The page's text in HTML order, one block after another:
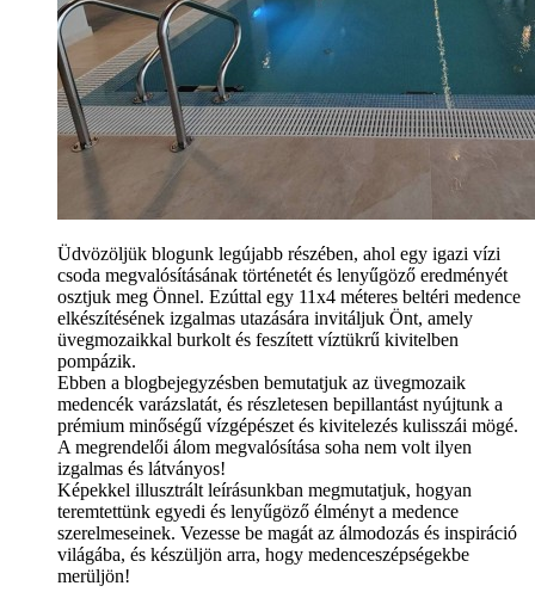
Üdvözöljük blogunk legújabb részében, ahol egy igazi vízi
csoda megvalósításának történetét és lenyűgöző eredményét
osztjuk meg Önnel. Ezúttal egy 11x4 méteres beltéri medence
elkészítésének izgalmas utazására invitáljuk Önt, amely
üvegmozaikkal burkolt és feszített víztükrű kivitelben
pompázik.
Ebben a blogbejegyzésben bemutatjuk az üvegmozaik
medencék varázslatát, és részletesen bepillantást nyújtunk a
prémium minőségű vízgépészet és kivitelezés kulisszái mögé.
A megrendelői álom megvalósítása soha nem volt ilyen
izgalmas és látványos!
Képekkel illusztrált leírásunkban megmutatjuk, hogyan
teremtettünk egyedi és lenyűgöző élményt a medence
szerelmeseinek. Vezesse be magát az álmodozás és inspiráció
világába, és készüljön arra, hogy medenceszépségekbe
merüljön!